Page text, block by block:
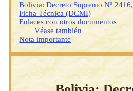
Bolivia: Decreto Supremo Nº
Ficha Técnica (DCMI)
Enlaces con otros documentos
Véase también
Nota importante